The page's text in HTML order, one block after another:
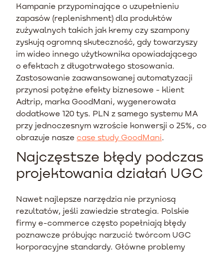
Kampanie przypominające o uzupełnieniu
zapasów (replenishment) dla produktów
zużywalnych takich jak kremy czy szampony
zyskują ogromną skuteczność, gdy towarzyszy
im wideo innego użytkownika opowiadającego
o efektach z długotrwałego stosowania.
Zastosowanie zaawansowanej automatyzacji
przynosi potężne efekty biznesowe - klient
Adtrip, marka GoodMani, wygenerowała
dodatkowe 120 tys. PLN z samego systemu MA
przy jednoczesnym wzroście konwersji o 25%, co
obrazuje nasze case study GoodMani.
Najczęstsze błędy podczas
projektowania działań UGC
Nawet najlepsze narzędzia nie przyniosą
rezultatów, jeśli zawiedzie strategia. Polskie
firmy e-commerce często popełniają błędy
poznawcze próbując narzucić twórcom UGC
korporacyjne standardy. Główne problemy